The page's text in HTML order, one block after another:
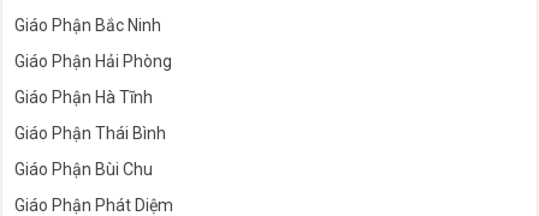
Giáo Phận Bắc Ninh
Giáo Phận Hải Phòng
Giáo Phận Hà Tĩnh
Giáo Phận Thái Bình
Giáo Phận Bùi Chu
Giáo Phận Phát Diệm